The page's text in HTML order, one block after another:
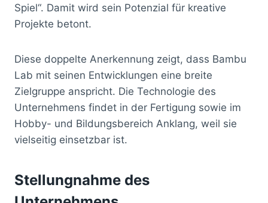
Spiel“. Damit wird sein Potenzial für kreative
Projekte betont.
Diese doppelte Anerkennung zeigt, dass Bambu
Lab mit seinen Entwicklungen eine breite
Zielgruppe anspricht. Die Technologie des
Unternehmens findet in der Fertigung sowie im
Hobby- und Bildungsbereich Anklang, weil sie
vielseitig einsetzbar ist.
Stellungnahme des